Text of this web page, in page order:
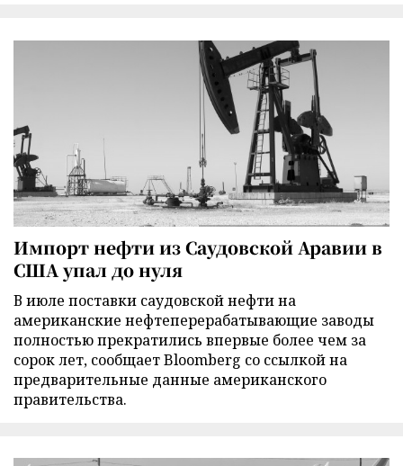
Импорт нефти из Саудовской Аравии в
США упал до нуля
В июле поставки саудовской нефти на
американские нефтеперерабатывающие заводы
полностью прекратились впервые более чем за
сорок лет, сообщает Bloomberg со ссылкой на
предварительные данные американского
правительства.